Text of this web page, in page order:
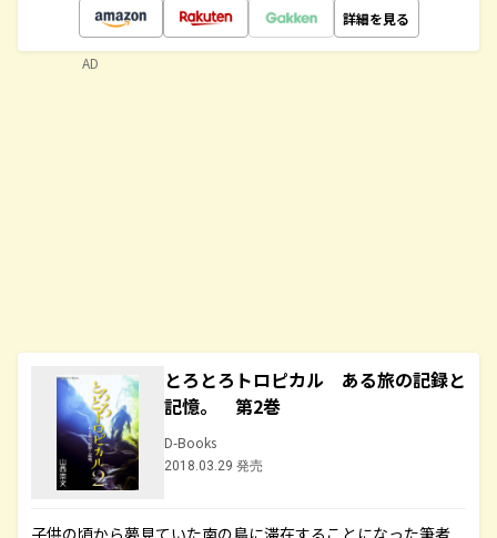
詳細を見る
とろとろトロピカル ある旅の記録と
記憶。 第2巻
D-Books
2018.03.29 発売
子供の頃から夢見ていた南の島に滞在することになった筆者
AD